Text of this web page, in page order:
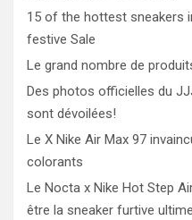
15 of the hottest sneakers
festive Sale
Le grand nombre de
Des photos officielles du
sont dévoilées!
Le X Nike Air Max 97
colorants
Le Nocta x Nike Hot Step
être la sneaker furtive